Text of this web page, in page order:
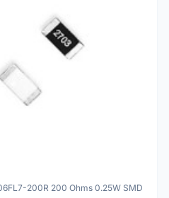
200R 200 Ohms 0.25W SMD